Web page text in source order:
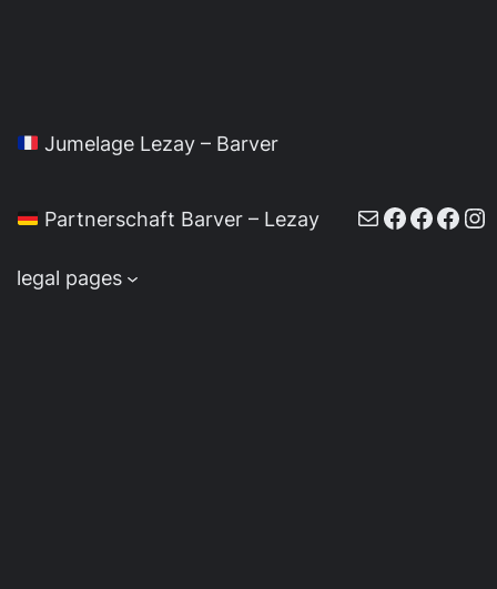
Jumelage Lezay – Barver
Partnerschaft Barver – Lezay E-Mail
legal pages